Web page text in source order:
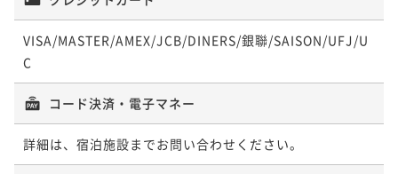
VISA/MASTER/AMEX/JCB/DINERS/銀聯/SAISON/UFJ/U
C
コード決済・電子マネー
詳細は、宿泊施設までお問い合わせください。